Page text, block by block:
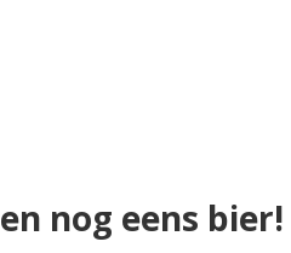
nog eens bier!